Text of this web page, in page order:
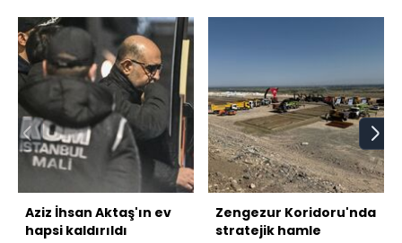
Aziz İhsan Aktaş'ın ev
hapsi kaldırıldı
Zengezur Koridoru'nda
stratejik hamle